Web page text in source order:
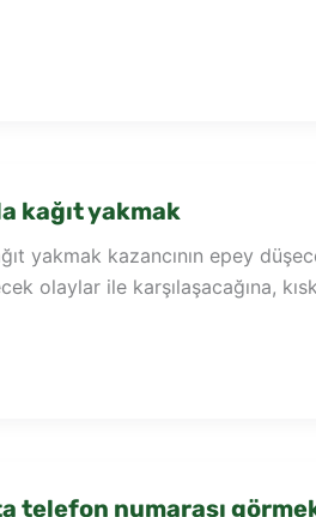
kağıt yakmak
yakmak kazancının epey
olaylar ile karşılaşacağına,
telefon numarası